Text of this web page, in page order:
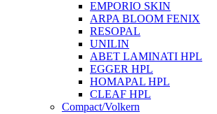
EMPORIO SKIN
ARPA BLOOM FENIX
RESOPAL
UNILIN
ABET LAMINATI HPL
EGGER HPL
HOMAPAL HPL
CLEAF HPL
Compact/Volkern